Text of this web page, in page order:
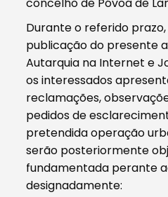
Durante o referido
publicação do presente
Autarquia na Internet e
os interessados
reclamações,
pedidos de
pretendida operação
serão posteriormente
fundamentada perante
designadamente: